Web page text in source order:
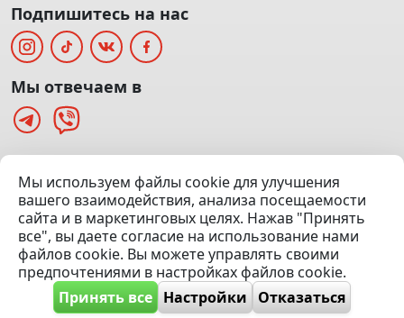
(Офис: 5 этаж | Осмотр авто: 5 этаж)
Посмотреть на карте
© 2020 — 2026 VION.BY — Продажа, выкуп и обмен | УНП
192961100 |Эвакуатор Минск
Мы используем файлы cookie для улучшения
вашего взаимодействия, анализа посещаемости
сайта и в маркетинговых целях. Нажав "Принять
все", вы даете согласие на использование нами
файлов cookie. Вы можете управлять своими
предпочтениями в настройках файлов cookie.
Принять все Настройки Отказаться
Подпишитесь на нас
Мы отвечаем в